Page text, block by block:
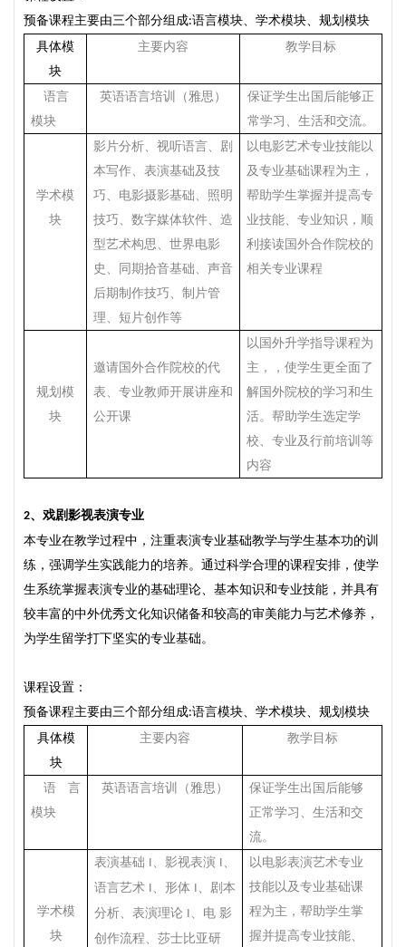
预备课程主要由三个部分组成:语言模块、学术模块、规划模块
具体模
块
主要内容 教学目标
语言
模块
英语语言培训（雅思）
保证学生出国后能够正
常学习、生活和交流。
学术模
块
影片分析、视听语言、剧
本写作、表演基础及技
巧、电影摄影基础、照明
技巧、数字媒体软件、造
型艺术构思、世界电影
史、同期拾音基础、声音
后期制作技巧、制片管
理、短片创作等
以电影艺术专业技能以
及专业基础课程为主，
帮助学生掌握并提高专
业技能、专业知识，顺
利接读国外合作院校的
相关专业课程
规划模
块
邀请国外合作院校的代
表、专业教师开展讲座和
公开课
以国外升学指导课程为
主，，使学生更全面了
解国外院校的学习和生
活。帮助学生选定学
校、专业及行前培训等
内容
2、 戏剧影视表演专业
本专业在教学过程中，注重表演专业基础教学与学生基本功的训
练，强调学生实践能力的培养。通过科学合理的课程安排，使学
生系统掌握表演专业的基础理论、基本知识和专业技能，并具有
较丰富的中外优秀文化知识储备和较高的审美能力与艺术修养，
为学生留学打下坚实的专业基础。
课程设置：
预备课程主要由三个部分组成:语言模块、学术模块、规划模块
具体模
块
主要内容 教学目标
语言
模块
英语语言培训（雅思）
保证学生出国后能够
正常学习、生活和交
流。
学术模
块
表演基础 I 、影视表演 I
语言艺术 I 、形体 I 、剧本
分析、表演理论 I 、电 影
创作流程、莎士比亚研
以电影表演艺术专业
技能以及专业基础课
程为主，帮助学生掌
握并提高专业技能、